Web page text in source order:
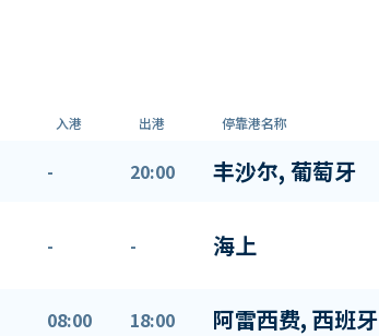
入港 出港 停靠港名称
- 20:00 丰沙尔, 葡萄牙
- - 海上
08:00 18:00 阿雷西费, 西班牙